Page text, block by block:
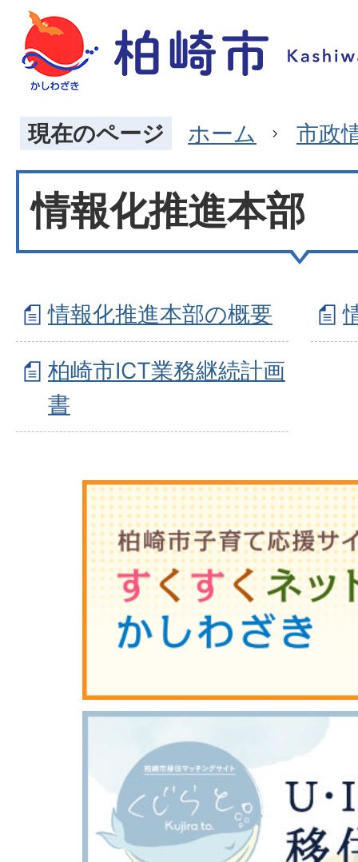
現在のページ ホーム 市政
情報化推進本部
情報化推進本部の概要
柏崎市ICT業務継続計画
書